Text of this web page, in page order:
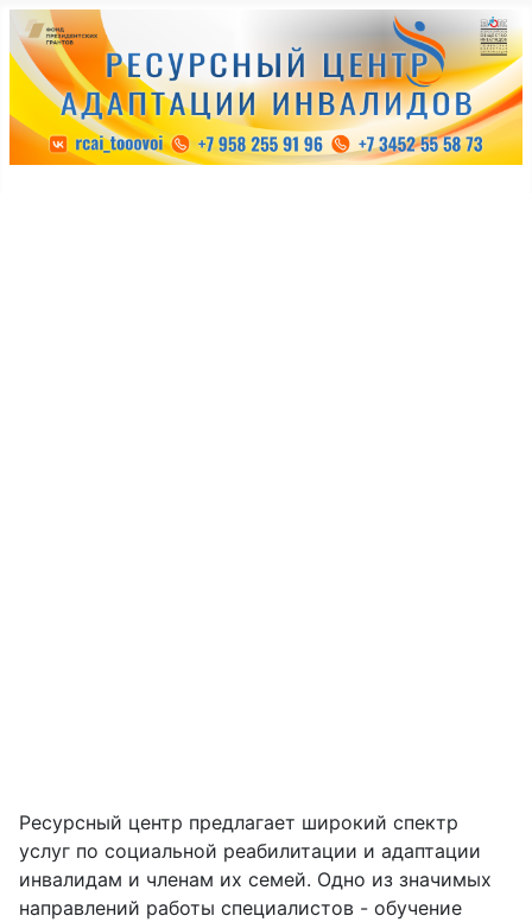
Ресурсный центр предлагает широкий спектр
услуг по социальной реабилитации и адаптации
инвалидам и членам их семей. Одно из значимых
направлений работы специалистов - обучение